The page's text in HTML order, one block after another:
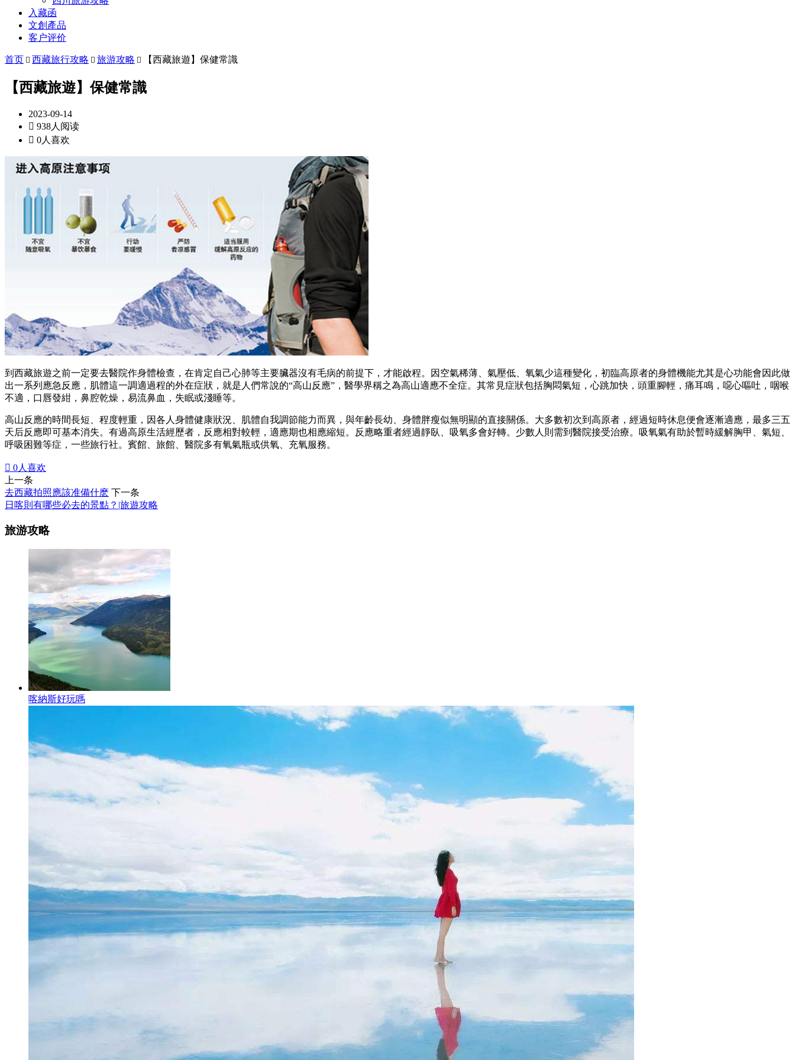
入藏函
文創產品
客户评价
首页  西藏旅行攻略  旅游攻略  【西藏旅遊】保健常識
【西藏旅遊】保健常識
2023-09-14
 938人阅读
 0人喜欢
到西藏旅遊之前一定要去醫院作身體檢查，在肯定自己心肺等主要臟器沒有毛病的前提下，才能啟程。因空氣稀薄、氣壓低、氧氣少這種變化，初臨高原者的身體機能尤其是心功能會因此做
出一系列應急反應，肌體這一調適過程的外在症狀，就是人們常說的“高山反應”，醫學界稱之為高山適應不全症。其常見症狀包括胸悶氣短，心跳加快，頭重腳輕，痛耳鳴，噁心嘔吐，咽喉
不適，口唇發紺，鼻腔乾燥，易流鼻血，失眠或淺睡等。
高山反應的時間長短、程度輕重，因各人身體健康狀況、肌體自我調節能力而異，與年齡長幼、身體胖瘦似無明顯的直接關係。大多數初次到高原者，經過短時休息便會逐漸適應，最多三五
天后反應即可基本消失。有過高原生活經歷者，反應相對較輕，適應期也相應縮短。反應略重者經過靜臥、吸氧多會好轉。少數人則需到醫院接受治療。吸氧氣有助於暫時緩解胸甲、氣短、
呼吸困難等症，一些旅行社。賓館、旅館、醫院多有氧氣瓶或供氧、充氧服務。
 0人喜欢
上一条
去西藏拍照應該准備什麽 下一条
日喀則有哪些必去的景點？|旅遊攻略
旅游攻略
喀納斯好玩嗎